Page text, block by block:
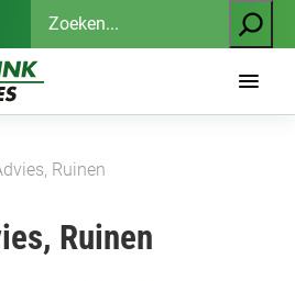
Zoeken
Ruinen
Ruinen